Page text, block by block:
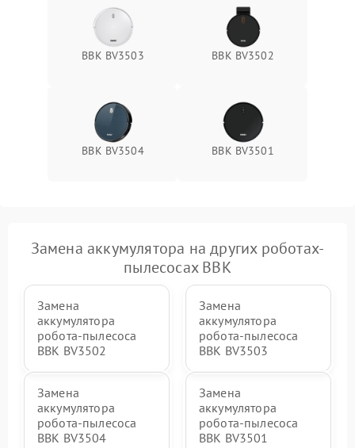
BBK BV3503 BBK BV3502
BBK BV3504 BBK BV3501
Замена аккумулятора на других роботах-
пылесосах BBK
Замена
аккумулятора
робота-пылесоса
BBK BV3502
Замена
аккумулятора
робота-пылесоса
BBK BV3503
Замена
аккумулятора
робота-пылесоса
BBK BV3504
Замена
аккумулятора
робота-пылесоса
BBK BV3501